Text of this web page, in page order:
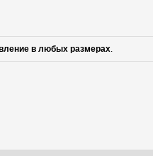
в любых размерах.